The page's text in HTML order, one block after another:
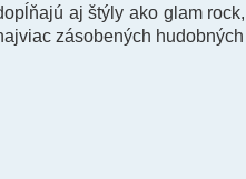
aj štýly ako glam
zásobených